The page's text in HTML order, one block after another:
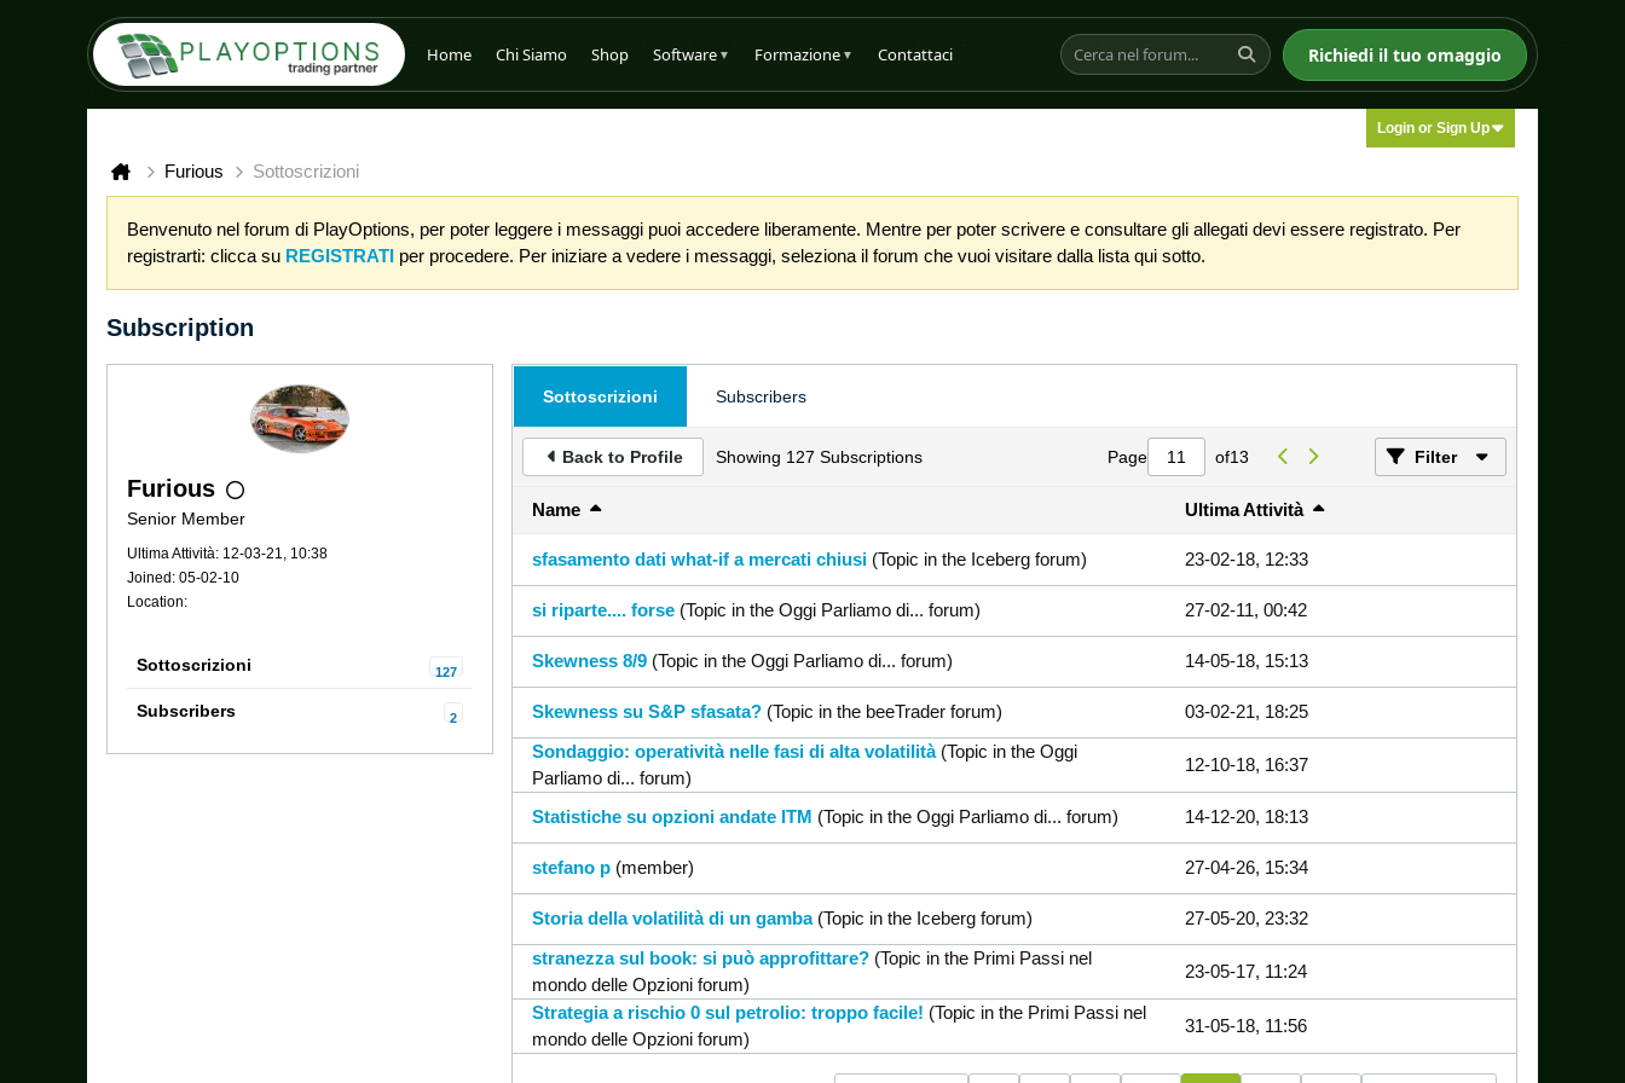
Home Chi Siamo Shop Software ▼ Formazione ▼ Contattaci Richiedi il tuo omaggio
Login or Sign Up
Furious Sottoscrizioni
Benvenuto nel forum di PlayOptions, per poter leggere i messaggi puoi accedere liberamente. Mentre per poter scrivere e consultare gli allegati devi essere registrato. Per
registrarti: clicca su REGISTRATI per procedere. Per iniziare a vedere i messaggi, seleziona il forum che vuoi visitare dalla lista qui sotto.
Subscription
Furious
Senior Member
Ultima Attività: 12-03-21, 10:38
Joined: 05-02-10
Location:
Sottoscrizioni 127
Subscribers 2
Sottoscrizioni Subscribers
Back to Profile Showing 127 Subscriptions Page of13 Filter
Name Ultima Attività
sfasamento dati what-if a mercati chiusi (Topic in the Iceberg forum) 23-02-18, 12:33
si riparte.... forse (Topic in the Oggi Parliamo di... forum) 27-02-11, 00:42
Skewness 8/9 (Topic in the Oggi Parliamo di... forum) 14-05-18, 15:13
Skewness su S&P sfasata? (Topic in the beeTrader forum)
03-02-21, 18:25
Sondaggio: operatività nelle fasi di alta volatilità (Topic in the Oggi
Parliamo di... forum)
12-10-18, 16:37
Statistiche su opzioni andate ITM (Topic in the Oggi Parliamo di... forum) 14-12-20, 18:13
stefano p (member) 27-04-26, 15:34
Storia della volatilità di un gamba (Topic in the Iceberg forum)
27-05-20, 23:32
stranezza sul book: si può approfittare? (Topic in the Primi Passi nel
mondo delle Opzioni forum)
23-05-17, 11:24
Strategia a rischio 0 sul petrolio: troppo facile! (Topic in the Primi Passi nel
mondo delle Opzioni forum)
31-05-18, 11:56